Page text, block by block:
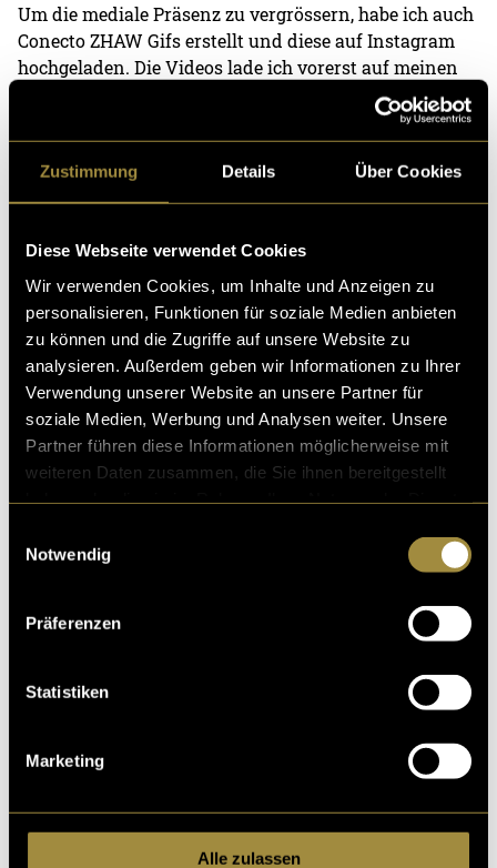
Zustimmung Details Über Cookies
Diese Webseite verwendet Cookies
Wir verwenden Cookies, um Inhalte und Anzeigen zu
personalisieren, Funktionen für soziale Medien anbieten
zu können und die Zugriffe auf unsere Website zu
analysieren. Außerdem geben wir Informationen zu Ihrer
Verwendung unserer Website an unsere Partner für
soziale Medien, Werbung und Analysen weiter. Unsere
Partner führen diese Informationen möglicherweise mit
weiteren Daten zusammen, die Sie ihnen bereitgestellt
Notwendig
Präferenzen
Statistiken
Marketing
Alle zulassen
Um die mediale Präsenz zu vergrössern, habe ich auch
Conecto ZHAW Gifs erstellt und diese auf Instagram
hochgeladen. Die Videos lade ich vorerst auf meinen
Youtube Kanal hoch und setze diese auf ungelistet,
denn sie werden erst später veröffentlicht und
Conecto ZHAW soll von den Videos profitieren.
Was noch gut zu Wissen ist, in Bezug auf Youtube
wenn man das Video vom Smartphone aus hochlädt.
Weiter muss das Thumbnail ein Frame aus dem
bestehenden Video ist. Das heisst, wenn man ein
videounabhängiges Bild möchte, muss es vor dem
Upload auf Youtube ins Video integriert werden. Am
besten geht das gleich am Anfang oder ganz am
Schluss, denn es reicht ein einziges Frame (unter einer
Sekunde).